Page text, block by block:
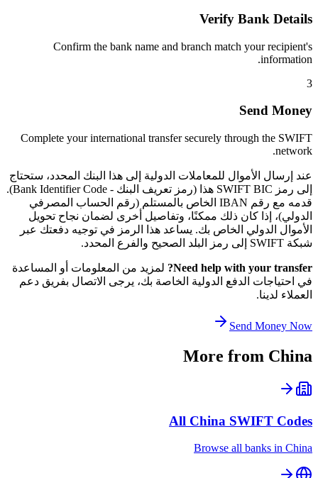
Verify Bank Details
Confirm the bank name and branch match your recipient's
information.
3
Send Money
Complete your international transfer securely through the SWIFT
network.
عند إرسال الأموال للمعاملات الدولية إلى هذا البنك المحدد، ستحتاج
إلى رمز SWIFT BIC هذا (رمز تعريف البنك - Bank Identifier Code).
قدمه مع رقم IBAN الخاص بالمستلم (رقم الحساب المصرفي
الدولي)، إذا كان ذلك ممكنًا، وتفاصيل أخرى لضمان نجاح تحويل
الأموال الدولي الخاص بك. يساعد هذا الرمز في توجيه دفعتك عبر
شبكة SWIFT إلى رمز البلد الصحيح والفرع المحدد.
Need help with your transfer?
لمزيد من المعلومات أو المساعدة
في احتياجات الدفع الدولية الخاصة بك، يرجى الاتصال بفريق دعم
العملاء لدينا.
Send Money Now
More from China
All China SWIFT Codes
Browse all banks in China